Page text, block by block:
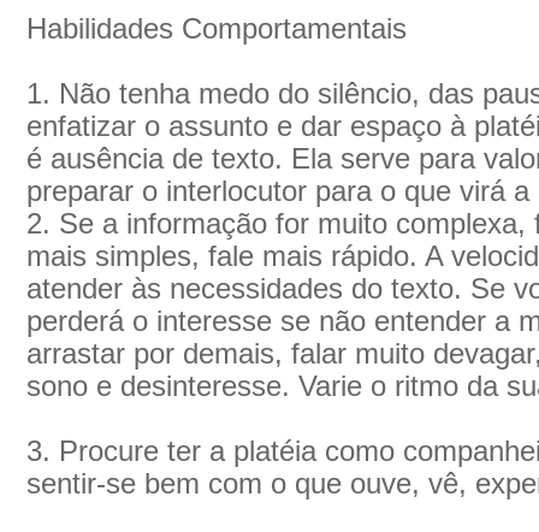
Habilidades Comportamentais
1. Não tenha medo do silêncio, das
enfatizar o assunto e dar espaço à
é ausência de texto. Ela serve para
preparar o interlocutor para o que virá a
2. Se a informação for muito
mais simples, fale mais rápido. A
atender às necessidades do texto. Se
perderá o interesse se não entender a
arrastar por demais, falar muito
sono e desinteresse. Varie o ritmo da
3. Procure ter a platéia como
sentir-se bem com o que ouve, vê,